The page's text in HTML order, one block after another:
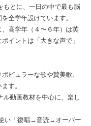
とに、一日の中で最も脳
全学年設けています。
高学年（４〜６年）は英
イントは「大きな声で」
ピュラーな歌や賛美歌、
す。
動画教材を中心に、楽し
い「復唱→音読→オーバー